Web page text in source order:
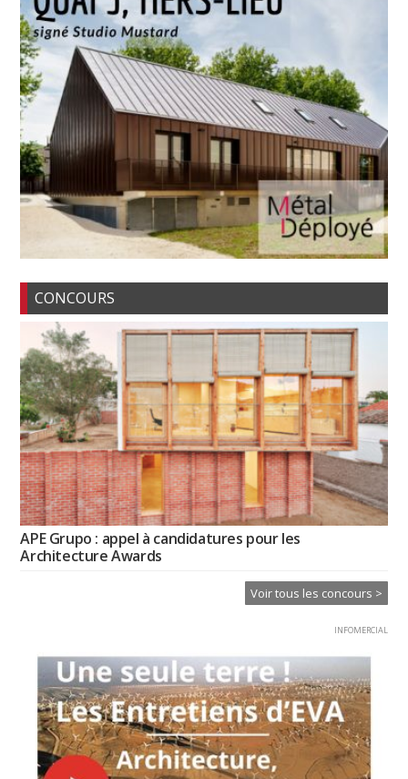
CONCOURS
APE Grupo : appel à candidatures pour les
Architecture Awards
Voir tous les concours >
INFOMERCIAL